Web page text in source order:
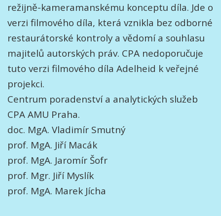
režijně-kameramanskému konceptu díla. Jde o
verzi filmového díla, která vznikla bez odborné
restaurátorské kontroly a vědomí a souhlasu
majitelů autorských práv. CPA nedoporučuje
tuto verzi filmového díla Adelheid k veřejné
projekci.
Centrum poradenství a analytických služeb
CPA AMU Praha.
doc. MgA. Vladimír Smutný
prof. MgA. Jiří Macák
prof. MgA. Jaromír Šofr
prof. Mgr. Jiří Myslík
prof. MgA. Marek Jícha